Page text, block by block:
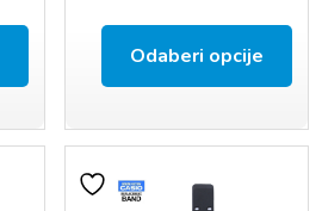
proizvoda
Odaberi opcije
proizvod
ima